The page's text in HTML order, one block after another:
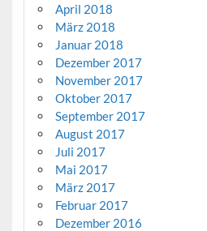
April 2018
März 2018
Januar 2018
Dezember 2017
November 2017
Oktober 2017
September 2017
August 2017
Juli 2017
Mai 2017
März 2017
Februar 2017
Dezember 2016